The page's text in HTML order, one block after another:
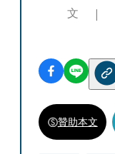
文
贊助本文